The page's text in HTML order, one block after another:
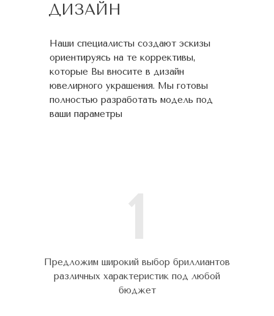
ДИЗАЙН
Наши специалисты создают эскизы
ориентируясь на те коррективы,
которые Вы вносите в дизайн
ювелирного украшения. Мы готовы
полностью разработать модель под
ваши параметры
Предложим широкий выбор бриллиантов
различных характеристик под любой
бюджет